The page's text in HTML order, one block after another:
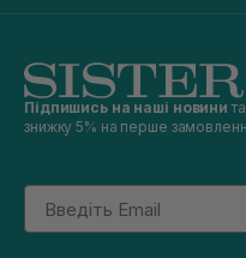
Підпишись на наші новини
знижку 5% на перше
Email